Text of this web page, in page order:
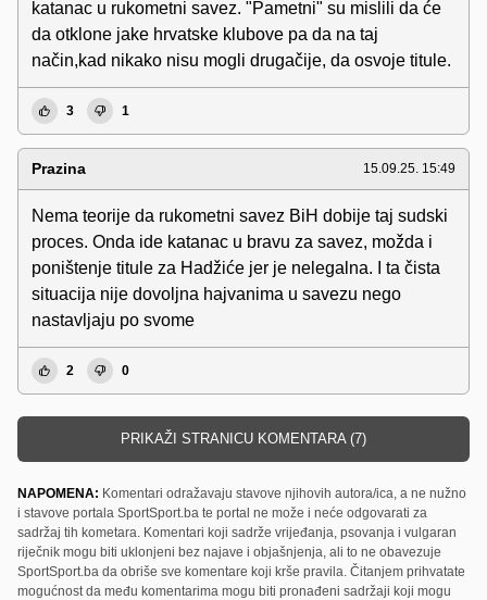
katanac u rukometni savez. "Pametni" su mislili da će
da otklone jake hrvatske klubove pa da na taj
način,kad nikako nisu mogli drugačije, da osvoje titule.
3 1
Prazina 15.09.25. 15:49
Nema teorije da rukometni savez BiH dobije taj sudski
proces. Onda ide katanac u bravu za savez, možda i
poništenje titule za Hadžiće jer je nelegalna. I ta čista
situacija nije dovoljna hajvanima u savezu nego
nastavljaju po svome
2 0
PRIKAŽI STRANICU KOMENTARA (7)
NAPOMENA: Komentari odražavaju stavove njihovih autora/ica, a ne nužno
i stavove portala SportSport.ba te portal ne može i neće odgovarati za
sadržaj tih kometara. Komentari koji sadrže vrijeđanja, psovanja i vulgaran
riječnik mogu biti uklonjeni bez najave i objašnjenja, ali to ne obavezuje
SportSport.ba da obriše sve komentare koji krše pravila. Čitanjem prihvatate
mogućnost da među komentarima mogu biti pronađeni sadržaji koji mogu